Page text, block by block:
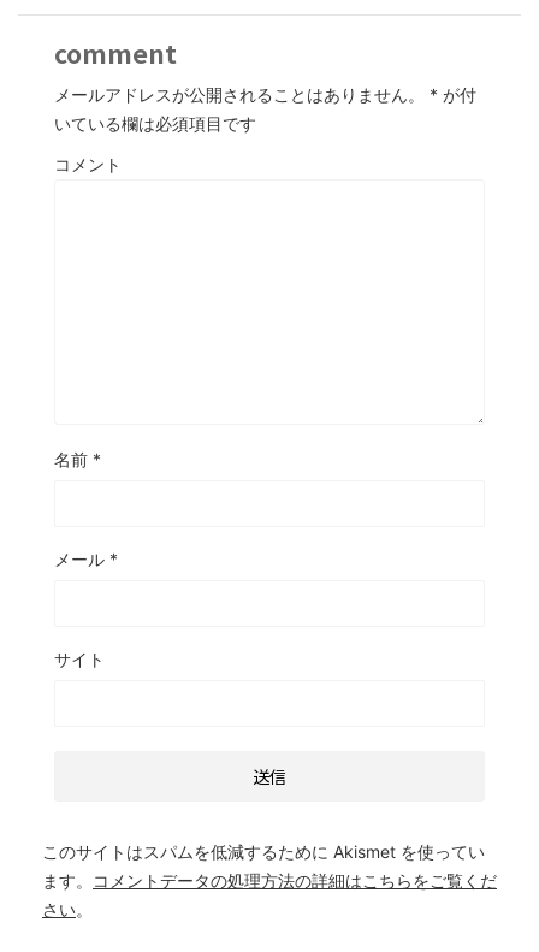
comment
メールアドレスが公開されることはありません。 * が付
いている欄は必須項目です
コメント
名前 *
メール *
サイト
このサイトはスパムを低減するために Akismet を使ってい
ます。
コメントデータの処理方法の詳細はこちらをご覧くだ
さい。